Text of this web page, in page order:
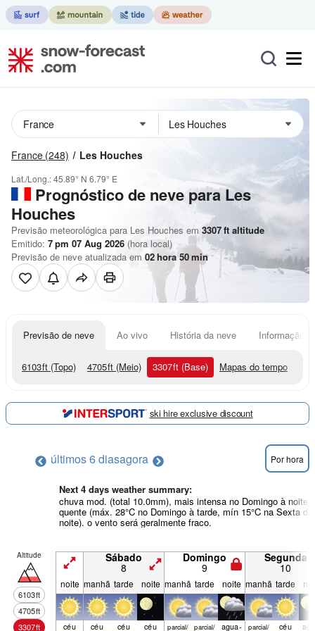
France (248) Les Houches
Lat./Long.:45.89° N 6.79° E
Prognóstico de neve para Les
Houches
Previsão meteorológica para Les Houches em 3307ft altitude
Emitido: 7 pm 07 Aug 2026 (hora local)
Previsão de neve atualizada em 02hora50min
Previsão de neve Ao vivo História da neve Informação
6103ft (Topo) 4705ft (Meio) 3307ft (Base) Mapas do tempo
ski hire exclusive discount
últimos 6 diasagora Por hora
Next 4 days weather summary:
chuva mod. (total 10.0mm), mais intensa no Domingo à noite.
quente (máx. 28°C no Domingo à tarde, mín 15°C na Sexta de
noite). o vento será geralmente fraco.
Altitude
6103ft
4705ft
3307ft
Sábado
8
Domingo
9
Segunda
10
noite manhã tarde noite manhã tarde noite manhã tarde
céu céu céu céu parcial/ parcial/ agua­ parcial/ céu